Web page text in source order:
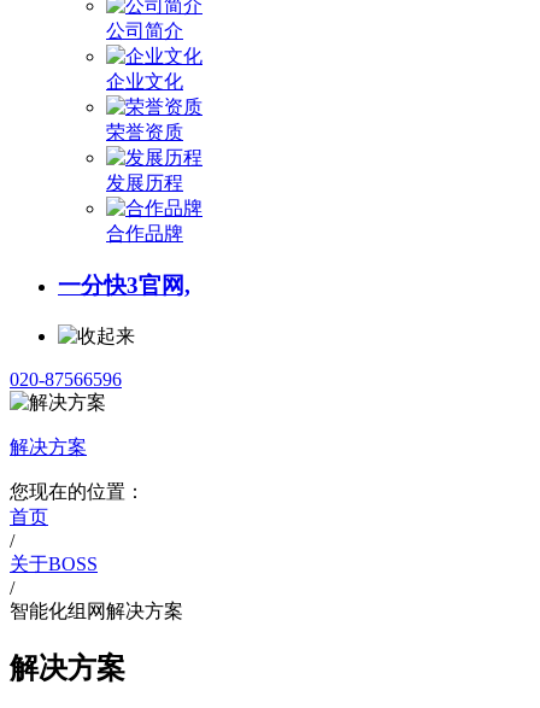
公司简介
企业文化
荣誉资质
发展历程
合作品牌
一分快3官网,
020-87566596
解决方案
您现在的位置：
首页
/
关于BOSS
/
智能化组网解决方案
解决方案